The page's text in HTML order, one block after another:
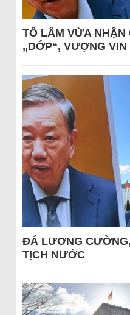
TÔ LÂM VỪA NHẬN
„DỚP“, VƯỢNG
ĐÁ LƯƠNG
TỊCH NƯỚC